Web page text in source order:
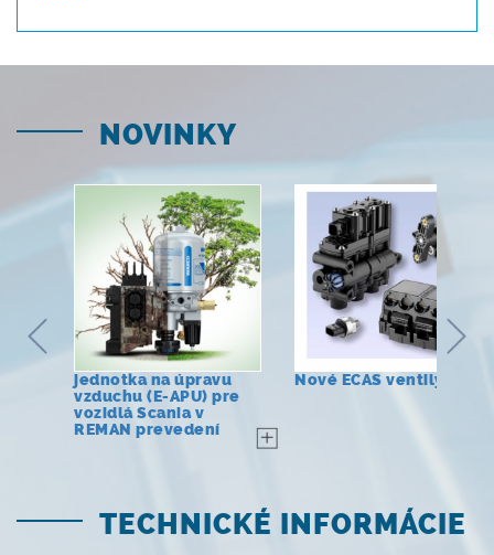
NOVINKY
jednotka na úpravu
vzduchu (E-APU) pre
vozidlá Scania v
REMAN prevedení
Nové ECAS ventily
TECHNICKÉ INFORMÁCIE